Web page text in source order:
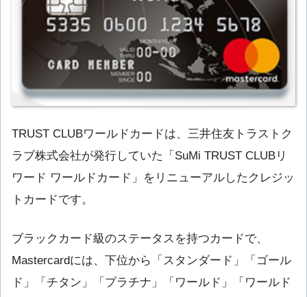
TRUST CLUBワールドカードは、三井住友トラストク
ラブ株式会社が発行していた「SuMi TRUST CLUBリ
ワード ワールドカード」をリニューアルしたクレジッ
トカードです。
ブラックカード級のステータスを持つカードで、
Mastercardには、下位から「スタンダード」「ゴール
ド」「チタン」「プラチナ」「ワールド」「ワールド